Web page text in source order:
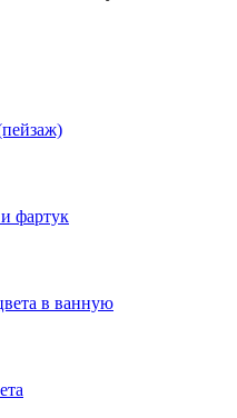
фартук
в ванную